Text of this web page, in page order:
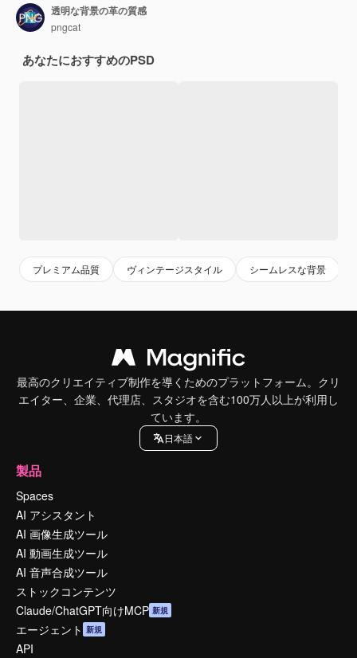
透明な背景の革の質感
pngcat
あなたにおすすめのPSD
プレミアム品質 ヴィンテージスタイル シームレスな背景
最高のクリエイティブ制作を導くためのプラットフォーム。クリ
エイター、企業、代理店、スタジオを含む100万人以上が利用し
ています。
日本語
製品
Spaces
AI アシスタント
AI 画像生成ツール
AI 動画生成ツール
AI 音声合成ツール
ストックコンテンツ
Claude/ChatGPT向けMCP 新規
エージェント 新規
API